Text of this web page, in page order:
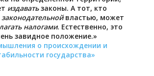
издаватьзаконы. А тот, кто
законодательнойвластью, может
налогами. Естественно, это
завидное положение.»
о происхождении и
государства»